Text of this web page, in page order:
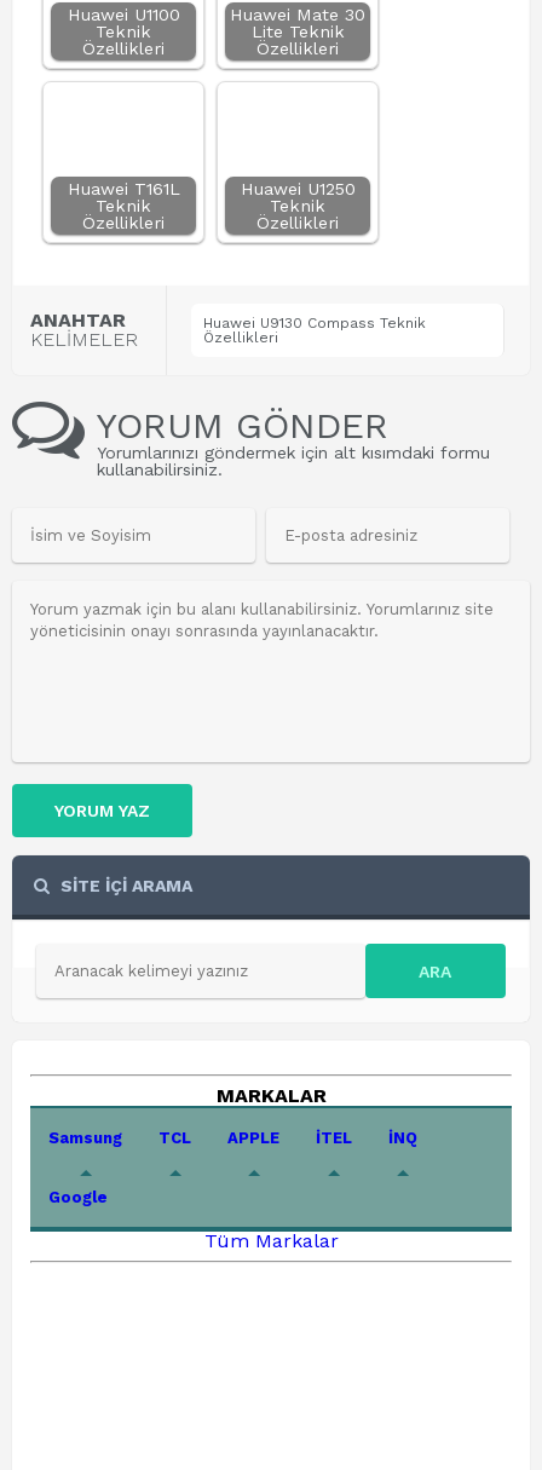
Huawei U1100
Teknik
Özellikleri
Huawei Mate 30
Lite Teknik
Özellikleri
Huawei T161L
Teknik
Özellikleri
Huawei U1250
Teknik
Özellikleri
ANAHTAR
KELİMELER
Huawei U9130 Compass Teknik
Özellikleri
YORUM GÖNDER
Yorumlarınızı göndermek için alt kısımdaki formu
kullanabilirsiniz.
YORUM YAZ
SİTE İÇİ ARAMA
ARA
MARKALAR
Samsung TCL APPLE İTEL İNQ
Google
Tüm Markalar